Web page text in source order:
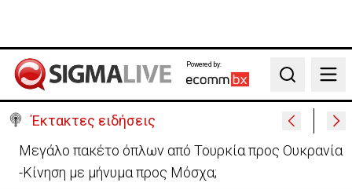
Powered by:
Search
Έκτακτες ειδήσεις
Μελέτησε το πόρισμα της φωτιάς στο Καλό Χωριό
ο Πάλμας- «Ουδέν σχόλιο»